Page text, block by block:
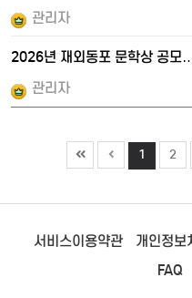
관리자
2026년 재외동포 문학상 공모
관리자
1 2
서비스이용약관 개인정보
FAQ